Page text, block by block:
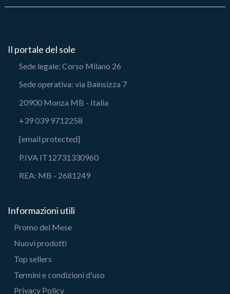
Il portale del sole
Sede legale: Corso Milano 26
Sede operativa: via Bainsizza 7
20900 Monza MB - Italia
+39 039 9712258
[email protected]
P.IVA IT12731330960
REA: MB - 2681249
Informazioni utili
Promo del Mese
Nuovi prodotti
Top sellers
Termini e condizioni d'uso
Privacy Policy